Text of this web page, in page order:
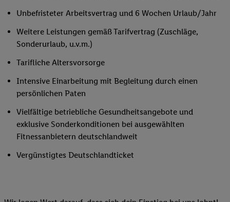
Unbefristeter Arbeitsvertrag und 6 Wochen Urlaub/Jahr
Weitere Leistungen gemäß Tarifvertrag (Zuschläge,
Sonderurlaub, u.v.m.)
Tarifliche Altersvorsorge
Intensive Einarbeitung mit Begleitung durch einen
persönlichen Paten
Vielfältige betriebliche Gesundheitsangebote und
exklusive Sonderkonditionen bei ausgewählten
Fitnessanbietern deutschlandweit
Vergünstigtes Deutschlandticket